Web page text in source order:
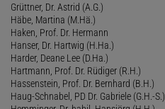
Grüttner, Dr. Astrid (A.G.)
Häbe, Martina (M.Hä.)
Haken, Prof. Dr. Hermann
Hanser, Dr. Hartwig (H.Ha.)
Harder, Deane Lee (D.Ha.)
Hartmann, Prof. Dr. Rüdiger (R.H.)
Hassenstein, Prof. Dr. Bernhard (B.H.)
Haug-Schnabel, PD Dr. Gabriele (G.H.-S.)